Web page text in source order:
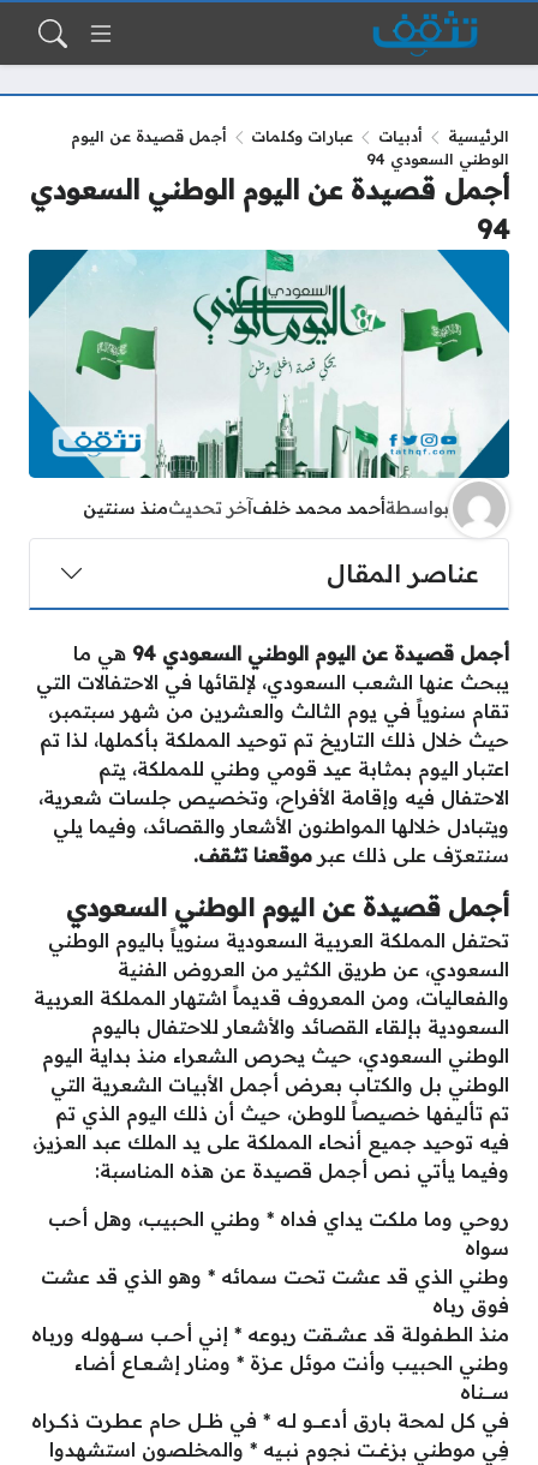
الرئيسية أدبيات عبارات وكلمات
أجمل قصيدة عن اليوم
الوطني السعودي 94
أجمل قصيدة عن اليوم الوطني السعودي
94
بواسطةأحمد محمد خلفآخر تحديثمنذ سنتين
عناصر المقال
أجمل قصيدة عن اليوم الوطني السعودي 94
هي ما
يبحث عنها الشعب السعودي، لإلقائها في الاحتفالات التي
تقام سنوياً في يوم الثالث والعشرين من شهر سبتمبر،
حيث خلال ذلك التاريخ تم توحيد المملكة بأكملها، لذا تم
اعتبار اليوم بمثابة عيد قومي وطني للمملكة، يتم
الاحتفال فيه وإقامة الأفراح، وتخصيص جلسات شعرية،
ويتبادل خلالها المواطنون الأشعار والقصائد، وفيما يلي
سنتعرّف على ذلك عبر موقعنا تثقف.
أجمل قصيدة عن اليوم الوطني السعودي
تحتفل المملكة العربية السعودية سنوياً باليوم الوطني
السعودي، عن طريق الكثير من العروض الفنية
والفعاليات، ومن المعروف قديماً اشتهار المملكة العربية
السعودية بإلقاء القصائد والأشعار للاحتفال باليوم
الوطني السعودي، حيث يحرص الشعراء منذ بداية اليوم
الوطني بل والكتاب بعرض أجمل الأبيات الشعرية التي
تم تأليفها خصيصاً للوطن، حيث أن ذلك اليوم الذي تم
فيه توحيد جميع أنحاء المملكة على يد الملك عبد العزيز،
وفيما يأتي نص أجمل قصيدة عن هذه المناسبة:
روحي وما مـلكت يداي فداه * وطني الحبيب، وهل أحب
سواه
وطني الذي قد عشت تحت سمائه * وهو الذي قد عشت
فوق رباه
منذ الطـفـولـة قد عـشــقت ربوعه * إني أحــب ســــهولـه ورباه
وطني الحبيب وأنت مـوئل عــزة * ومنار إشــعــاع أضاء
ســــــناه
في كل لمحة بارق أدعــــــو لــه * في ظــــل حام عـطـرت ذكـــراه
فِي موطني بزغـــت نجوم نبــيه * والمخلصون استشهدوا